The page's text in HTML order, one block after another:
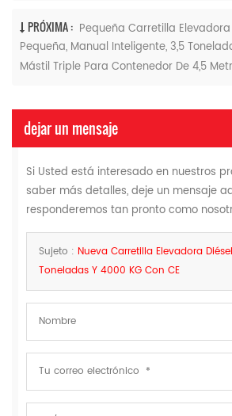
PRÓXIMA : Pequeña Carretilla
Pequeña, Manual Inteligente, 3,5
Mástil Triple Para Contenedor De 4,5
dejar un mensaje
Si Usted está interesado en nuestros
saber más detalles, deje un mensaje
responderemos tan pronto como
Sujeto : Nueva Carretilla Elevadora
Toneladas Y 4000 KG Con CE